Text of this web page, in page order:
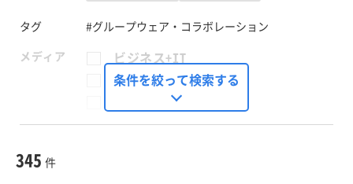
タグ
#グループウェア・コラボレーション
メディア
ビジネス+IT
FinTech Journal
Seizo Trend
条件を絞って検索する
345 件